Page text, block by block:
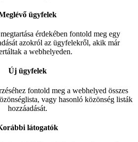
ügyfelek
érdekében fontold meg egy
azokról az ügyfelekről, akik már
a webhelyeden.
Új ügyfelek
fontold meg a webhelyed összes
vagy hasonló közönség listák
hozzáadását.
látogatók